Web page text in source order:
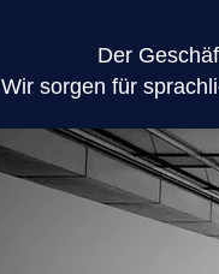
Der
Wir sorgen für